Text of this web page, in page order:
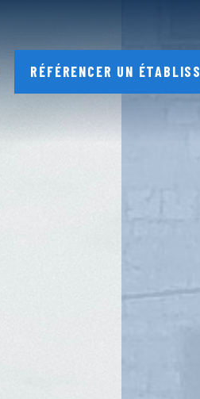
RÉFÉRENCER UN